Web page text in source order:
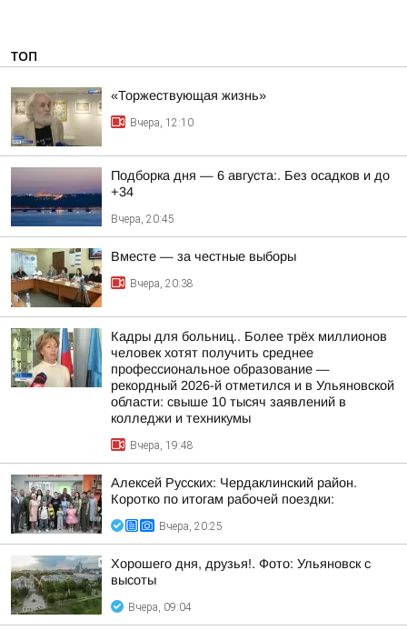
ТОП
«Торжествующая жизнь»
Вчера, 12:10
Подборка дня — 6 августа:. Без осадков и до
+34
Вчера, 20:45
Вместе — за честные выборы
Вчера, 20:38
Кадры для больниц.. Более трёх миллионов
человек хотят получить среднее
профессиональное образование —
рекордный 2026-й отметился и в Ульяновской
области: свыше 10 тысяч заявлений в
колледжи и техникумы
Вчера, 19:48
Алексей Русских: Чердаклинский район.
Коротко по итогам рабочей поездки:
Вчера, 20:25
Хорошего дня, друзья!. Фото: Ульяновск с
высоты
Вчера, 09:04